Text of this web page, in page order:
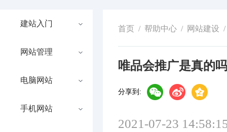
建站入门
网站管理
电脑网站
手机网站
首页 / 帮助中心 / 网站建设 /
唯品会推广是真的
分享到:
2021-07-23